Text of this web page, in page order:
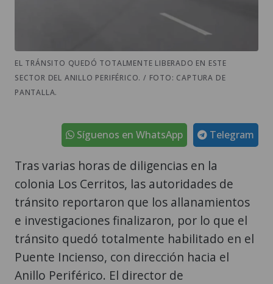
EL TRÁNSITO QUEDÓ TOTALMENTE LIBERADO EN ESTE
SECTOR DEL ANILLO PERIFÉRICO. / FOTO: CAPTURA DE
PANTALLA.
Telegram
Síguenos en WhatsApp
Tras varias horas de diligencias en la
colonia Los Cerritos, las autoridades de
tránsito reportaron que los allanamientos
e investigaciones finalizaron, por lo que el
tránsito quedó totalmente habilitado en el
Puente Incienso, con dirección hacia el
Anillo Periférico. El director de